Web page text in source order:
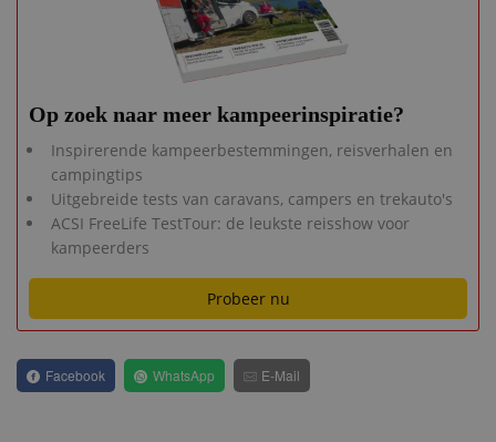
Op zoek naar meer kampeerinspiratie?
Inspirerende kampeerbestemmingen, reisverhalen en
campingtips
Uitgebreide tests van caravans, campers en trekauto's
ACSI FreeLife TestTour: de leukste reisshow voor
kampeerders
Probeer nu
Facebook WhatsApp E-Mail